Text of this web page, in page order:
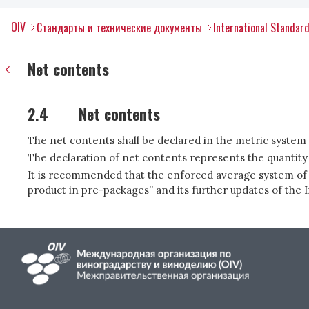
OIV Стандарты и технические документы International
Net contents
2.4 Net contents
The net contents shall be declared in the metric
The declaration of net contents represents the
It is recommended that the enforced average system
product in pre-packages” and its further updates of